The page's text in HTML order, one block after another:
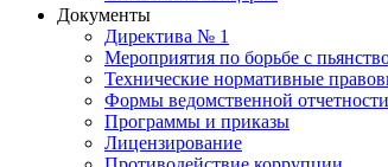
Документы
Директива № 1
Мероприятия по борьбе с
Технические нормативные
Формы ведомственной отчетности
Программы и приказы
Лицензирование